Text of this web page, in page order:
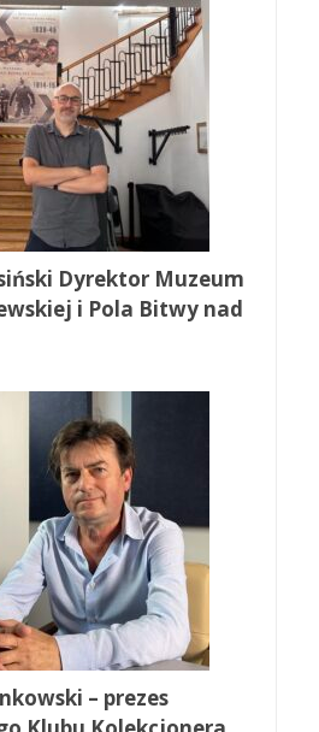
Dyrektor Muzeum
i Pola Bitwy nad
– prezes